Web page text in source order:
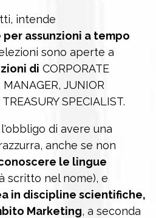
intende
assunzioni a tempo
sono aperte a
di CORPORATE
JUNIOR
SPECIALIST.
di avere una
anche se non
le lingue
scritto nel nome), e
in discipline scientifiche,
Marketing, a seconda